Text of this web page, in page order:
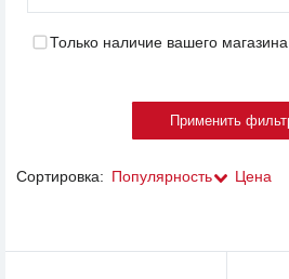
Только наличие вашего магазина
Сортировка: Популярность Цена